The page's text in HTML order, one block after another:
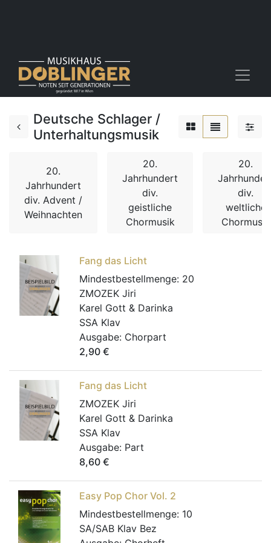
Deutsche Schlager /
Unterhaltungsmusik
20.
Jahrhundert
div. Advent /
Weihnachten
20.
Jahrhundert
div.
geistliche
Chormusik
20.
div.
weltliche
Chormusik
Fang das Licht
Mindestbestellmenge: 20
ZMOZEK Jiri
Karel Gott & Darinka
SSA Klav
Ausgabe: Chorpart
2,90 €
Fang das Licht
ZMOZEK Jiri
Karel Gott & Darinka
SSA Klav
Ausgabe: Part
8,60 €
Easy Pop Chor Vol. 2
Mindestbestellmenge: 10
SA/SAB Klav Bez